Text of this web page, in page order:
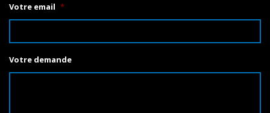
Votre email *
Votre demande